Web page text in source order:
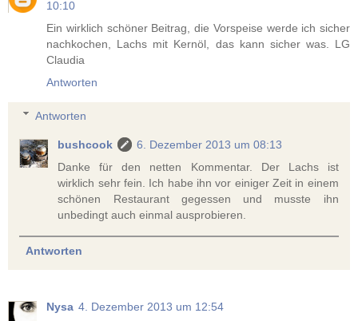
10:10
Ein wirklich schöner Beitrag, die Vorspeise werde ich sicher
nachkochen, Lachs mit Kernöl, das kann sicher was. LG
Claudia
Antworten
Antworten
bushcook
6. Dezember 2013 um 08:13
Danke für den netten Kommentar. Der Lachs ist
wirklich sehr fein. Ich habe ihn vor einiger Zeit in einem
schönen Restaurant gegessen und musste ihn
unbedingt auch einmal ausprobieren.
Antworten
Nysa 4. Dezember 2013 um 12:54